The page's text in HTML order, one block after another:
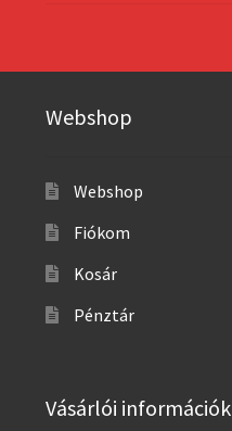
Webshop
Webshop
Fiókom
Kosár
Pénztár
Vásárlói információk